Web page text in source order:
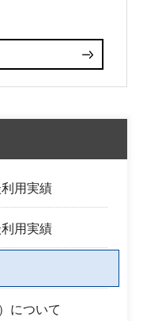
用実績
用実績
について